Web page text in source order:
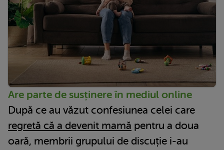
Are parte de susținere în mediul online
După ce au văzut confesiunea celei care
regretă că a devenit mamă pentru a doua
oară, membrii grupului de discuție i-au